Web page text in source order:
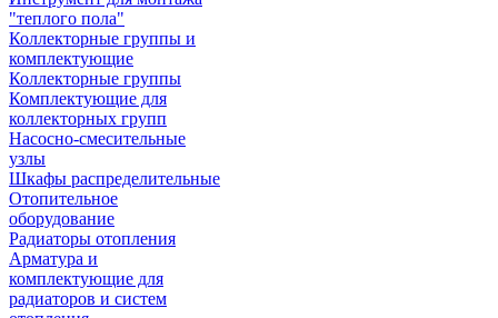
"теплого пола"
Коллекторные группы и
комплектующие
Коллекторные группы
Комплектующие для
коллекторных групп
Насосно-смесительные
узлы
Шкафы распределительные
Отопительное
оборудование
Радиаторы отопления
Арматура и
комплектующие для
радиаторов и систем